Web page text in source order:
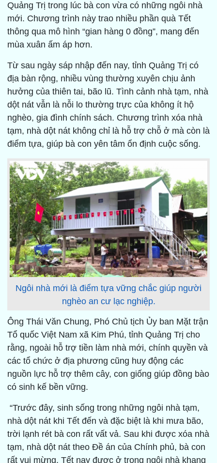
Quảng Trị trong lúc bà con vừa có những ngôi nhà
mới. Chương trình này trao nhiều phần quà Tết
thông qua mô hình “gian hàng 0 đồng”, mang đến
mùa xuân ấm áp hơn.
Từ sau ngày sáp nhập đến nay, tỉnh Quảng Trị có
địa bàn rộng, nhiều vùng thường xuyên chịu ảnh
hưởng của thiên tai, bão lũ. Tình cảnh nhà tạm, nhà
dột nát vẫn là nỗi lo thường trực của không ít hộ
nghèo, gia đình chính sách. Chương trình xóa nhà
tạm, nhà dột nát không chỉ là hỗ trợ chỗ ở mà còn là
điểm tựa, giúp bà con yên tâm ổn định cuộc sống.
Ngôi nhà mới là điểm tựa vững chắc giúp người
nghèo an cư lạc nghiệp.
Ông Thái Văn Chung, Phó Chủ tịch Ủy ban Mặt trận
Tổ quốc Việt Nam xã Kim Phú, tỉnh Quảng Trị cho
rằng, ngoài hỗ trợ tiền làm nhà mới, chính quyền và
các tổ chức ở địa phương cũng huy động các
nguồn lực hỗ trợ thêm cây, con giống giúp đồng bào
có sinh kế bền vững.
“Trước đây, sinh sống trong những ngôi nhà tạm,
nhà dột nát khi Tết đến và đặc biệt là khi mưa bão,
trời lạnh rét bà con rất vất vả. Sau khi được xóa nhà
tạm, nhà dột nát theo Đề án của Chính phủ, bà con
rất vui mừng. Tết nay được ở trong ngôi nhà khang